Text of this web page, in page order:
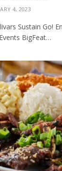
4, 2023
Sustain Go!
BigFeat…